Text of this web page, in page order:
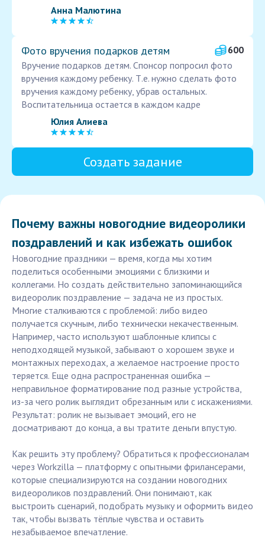
Анна Малютина
Фото вручения подарков детям
600
Вручение подарков детям. Спонсор попросил фото
вручения каждому ребенку. Т.е. нужно сделать фото
вручения каждому ребенку, убрав остальных.
Воспитательница остается в каждом кадре
Юлия Алиева
Создать задание
Почему важны новогодние видеоролики
поздравлений и как избежать ошибок
Новогодние праздники — время, когда мы хотим
поделиться особенными эмоциями с близкими и
коллегами. Но создать действительно запоминающийся
видеоролик поздравление — задача не из простых.
Многие сталкиваются с проблемой: либо видео
получается скучным, либо технически некачественным.
Например, часто используют шаблонные клипсы с
неподходящей музыкой, забывают о хорошем звуке и
монтажных переходах, а желаемое настроение просто
теряется. Еще одна распространенная ошибка —
неправильное форматирование под разные устройства,
из-за чего ролик выглядит обрезанным или с искажениями.
Результат: ролик не вызывает эмоций, его не
досматривают до конца, а вы тратите деньги впустую.
Как решить эту проблему? Обратиться к профессионалам
через Workzilla — платформу с опытными фрилансерами,
которые специализируются на создании новогодних
видеороликов поздравлений. Они понимают, как
выстроить сценарий, подобрать музыку и оформить видео
так, чтобы вызвать тёплые чувства и оставить
незабываемое впечатление.